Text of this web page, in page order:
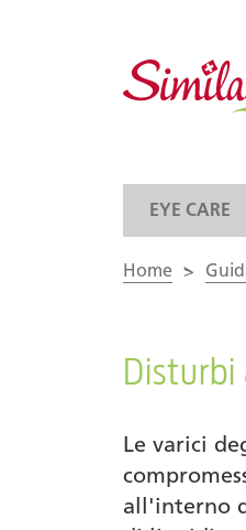
EYE CARE
Home >
Disturbi
Le varici
all'interno